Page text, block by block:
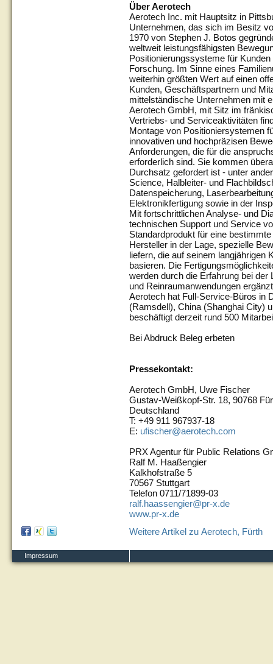
Über Aerotech
Aerotech Inc. mit Hauptsitz in
Unternehmen, das sich im Besitz
1970 von Stephen J. Botos
weltweit leistungsfähigsten
Positionierungssysteme für
Forschung. Im Sinne eines
weiterhin größten Wert auf einen
Kunden, Geschäftspartnern und
mittelständische Unternehmen mit
Aerotech GmbH, mit Sitz im
Vertriebs- und Serviceaktivitäten
Montage von Positioniersystemen
innovativen und hochpräzisen
Anforderungen, die für die
erforderlich sind. Sie kommen
Durchsatz gefordert ist - unter
Science, Halbleiter- und
Datenspeicherung,
Elektronikfertigung sowie in der
Mit fortschrittlichen Analyse- und
technischen Support und Service
Standardprodukt für eine
Hersteller in der Lage, spezielle
liefern, die auf seinem langjährigen
basieren. Die
werden durch die Erfahrung bei
und Reinraumanwendungen
Aerotech hat Full-Service-Büros in
(Ramsdell), China (Shanghai City)
beschäftigt derzeit rund 500
Bei Abdruck Beleg erbeten
Pressekontakt:
Aerotech GmbH, Uwe Fischer
Gustav-Weißkopf-Str. 18, 90768
Deutschland
T: +49 911 967937-18
E: ufischer@aerotech.com
PRX Agentur für Public Relations
Ralf M. Haaßengier
Kalkhofstraße 5
70567 Stuttgart
Telefon 0711/71899-03
ralf.haassengier@pr-x.de
www.pr-x.de
Weitere Artikel zu Aerotech, Fürth
Impressum